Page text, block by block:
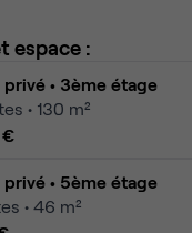
espace :
privé • 3ème étage
• 130 m²
€
privé • 5ème étage
• 46 m²